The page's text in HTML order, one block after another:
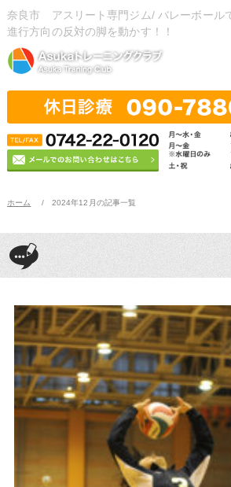
奈良市 アスリート専門ジム/ バレーボール
進行方向の反対の脚を動かす！！
ホーム 2024年12月の記事一覧